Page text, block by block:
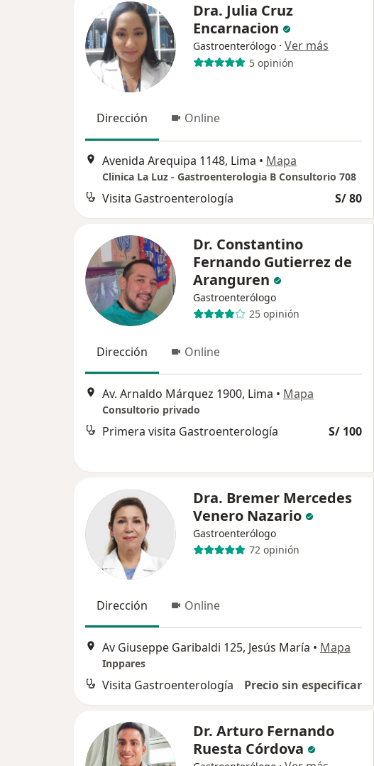
Dra. Julia Cruz
Encarnacion
Gastroenterólogo · Ver más
5 opinión
Dirección Online
Avenida Arequipa 1148, Lima • Mapa
Clinica La Luz - Gastroenterologia B Consultorio 708
Visita Gastroenterología S/ 80
Dr. Constantino
Fernando Gutierrez de
Aranguren
Gastroenterólogo
25 opinión
Dirección Online
Av. Arnaldo Márquez 1900, Lima • Mapa
Consultorio privado
Primera visita Gastroenterología S/ 100
Dra. Bremer Mercedes
Venero Nazario
Gastroenterólogo
72 opinión
Dirección Online
Av Giuseppe Garibaldi 125, Jesús María • Mapa
Inppares
Visita Gastroenterología Precio sin especificar
Dr. Arturo Fernando
Ruesta Córdova